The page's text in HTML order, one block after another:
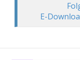
E-